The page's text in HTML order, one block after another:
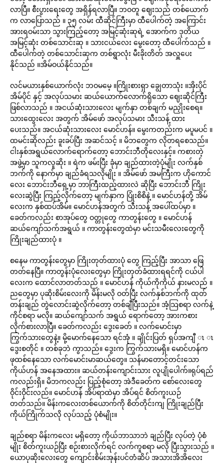
လာပြီ။ စီးပွားရေးတွေ အရှိန်ရလာပြီ။ ဘဝတူ ဈေးသည် တစ်ယောက်
က လာပြောသည် ။ ၃၅ လမ်း ထီဆိုင်ကြီးမှာ ထီပေါက်တဲ့ အကြောင်း
အားရဝမ်းသာ သွားကြည့်တော့ အမြင့်ဆုံးဆုရဲ့ အောက်က ဒုတိယ
အမြင့်ဆုံး တစ်သောင်းဆု ။ သားငယ်လေး မွေးတော့ ထီပေါက်သည် ။
ထီပေါက်တဲ့ တစ်သောင်းဆုက တစ်ရွာလုံး မီးခိုးတိတ် အလှူပေး
နိုင်သည် ။အိမ်ဝယ်နိုင်သည်။
လင်မယားနှစ်ယောက်လုံး ဘဝမမေ့ ။ကြိုးစားရှာ ချွေတာသုံး ။အိုးပိုင်
အိမ်ပိုင် နှင့် အလုပ်သမား ဆယ်ယောက်လောက်ရှိသော ဈေးဆိုင်ကြီး
ဖြစ်လာသည် ။ အငယ်ဆုံးသားလေး မျက်နှာ တစ်ချက် မညှိုးစေရ။
သားထွေးလေး အတွက် အိမ်ဖော် အလုပ်သမား သီးသန့် ထား
ပေးသည်။ အငယ်ဆုံးသားလေး မောင်ဟန်။ မွေးကတည်းက မပူမပင် ။
ထမင်းဆိုလည်း ခူးခပ်ပြီး အဆင်သင့် ။ မိဘတွေက လိုတရစေသည်။
ငါးနှစ်အရွယ်လောက်ရောက်တော့ ဘောင်းဘီတိုလေးနှင့်။ ကစားတဲ့
အဖွဲ့မှာ သူကလူဆိုး ။ ရဲက ဖမ်းပြီး ခုံမှာ ချည်ထားတဲ့ပုံမျိုး လက်နှစ်
ဘက်ကို နောက်မှာ ချည်ခံရသလိုမျိုး ။ အိမ်ဖော် အမကြီးက ဟိုကောင်
လေး ဘောင်းဘီရှေ့မှာ ဘာကြီးထည့်ထားလဲ ဆိုပြီး ဘောင်းဘီ ကြိုး
လေးဆွဲပြီး ကြည့်လိုက်တော့ မျက်နှာက ပြုံးစိစိနဲ့ ။ မောင်ဟန်တို့ အိမ်
လေးက နှစ်ထပ်အိမ်။ မောင်ဟန်အတွက် သီးသန့် အပေါ်ထပ်မှာ ။
ခေတ်ကလည်း စာအုပ်တွေ ဝတ္တုတွေ ကာတွန်းတွေ ။ မောင်ဟန်
ဆယ်ကျော်သက်အရွယ် ။ ကာတွန်းတွေထဲမှာ မင်းသမီးလေးတွေကို
ကြိုးချည်ထားပုံ ။
စနေမ ကာတွန်းတွေမှာ ကြိုးတုတ်ထားပုံ တွေ ကြည့်ပြီး အာသာ ဖြေ
တတ်နေပြီ။ ကာတွန်းပုံလေးတွေမှာ ကြိုးတုတ်ခံထားရရင်ကို ငယ်ပါ
လေးက ထောင်လာတတ်သည် ။ မောင်ဟန် ကိုယ်ကိုကိုယ် နားမလည် ။
ညတွေမှာ ပုဆိုးစိမ်းလေးကို မိန်းမလို ဝတ်ပြီး လက်နှစ်ဘက်ကို ထုတ်
တန်းချည် တွဲလောင်းဆွဲလိုက်တော့ တစ်ချီပြီးသည်။ အံ့သြစရာ လက်နဲ့
ကိုင်စရာ မလို။ ဆယ်ကျော်သက် အရွယ် ရောက်တော့ အားကစား
လိုက်စားလာပြီ။ ခေတ်ကလည်း ဒွေးခေတ် ။ လက်မောင်းမှာ
ကြွက်သားတွေနဲ့။ မို့မောက်နေသော ရင်အုံ ။ ချိုင်းပြတ် ရှပ်အကျီ ၤ ၤ
ဒွေးစတိုင် ။ တစ်ခုဘဲ ကွာသည်။ ဒွေးက ကြွက်သားမရှိ။ မောင်ဟန်က
ဖုထစ်နေသော လက်မောင်းမာဆယ်တွေ။ သန်မာတောင့်တင်းသော
ကိုယ်ဟန် အနေအထား။ ဆယ်တန်းကျောင်းသား လူပျိုပေါက်။ရုပ်ရည်
ကလည်းရှိ။ မိဘကလည်း ပြည့်စုံတော့ အဲဒီခေတ်က စော်လေးတွေ
ဝိုင်းဝိုင်းလည်။ မောင်ဟန် အိပ်ရာထဲမှာ အိပ်ရင် စိတ်ကူးယဉ်
တတ်သည်။ မိန်းကလေးတစ်ယောက်ကို စိတ်တိုင်းကျ ကြိုးချည်ပြီး
ကိုယ်ကြိုက်သလို လုပ်သည့် ပုံစံမျိုး။
ချည်စရာ မိန်းကလေး မရှိတော့ ကိုယ်ဘာသာဘဲ ချည်ပြီး လုပ်တဲ့ ပုံစံ
မျိုး စိတ်ကူးယဉ်ပြီး စဉ်းစားလိုက်ရင် လက်ကူစရာ မလို ပြီးသွားသည် ။
ယောပုဆိုးလေးတွေ ကျောင်းစိမ်းအုန်းပင်တံဆိပ် အသားအိအိလေး